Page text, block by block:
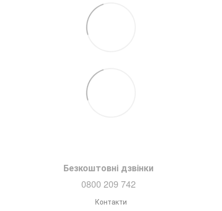
Безкоштовні дзвінки
0800 209 742
Контакти